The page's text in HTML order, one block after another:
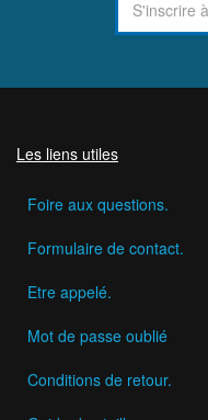
Les liens utiles
Foire aux questions.
Formulaire de contact.
Etre appelé.
Mot de passe oublié
Conditions de retour.